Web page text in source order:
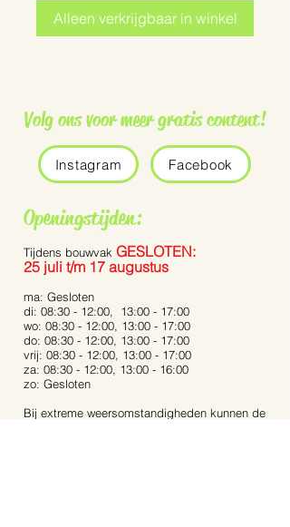
Alleen verkrijgbaar in winkel
Volg ons voor meer gratis content!
Instagram Facebook
Openingstijden:
Tijdens bouwvak GESLOTEN:
25 juli t/m 17 augustus
ma: Gesloten
di: 08:30 - 12:00, 13:00 - 17:00
wo: 08:30 - 12:00, 13:00 - 17:00
do: 08:30 - 12:00, 13:00 - 17:00
vrij: 08:30 - 12:00, 13:00 - 17:00
za: 08:30 - 12:00, 13:00 - 16:00
zo: Gesloten
Bij extreme weersomstandigheden kunnen de